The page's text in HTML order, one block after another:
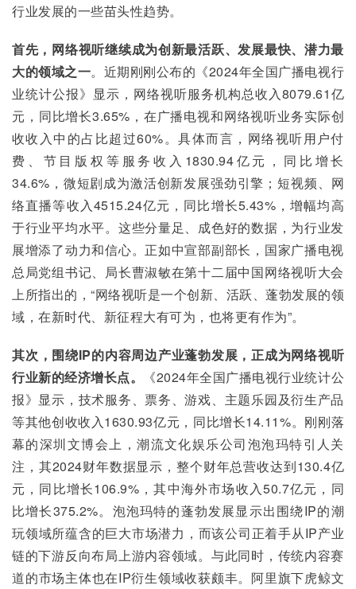
行业发展的一些苗头性趋势。
首先，网络视听继续成为创新最活跃、发展最快、潜力最
大的领域之一。近期刚刚公布的《2024年全国广播电视行
业统计公报》显示，网络视听服务机构总收入8079.61亿
元，同比增长3.65%，在广播电视和网络视听业务实际创
收收入中的占比超过60%。具体而言，网络视听用户付
费、节目版权等服务收入1830.94亿元，同比增长
34.6%，微短剧成为激活创新发展强劲引擎；短视频、网
络直播等收入4515.24亿元，同比增长5.43%，增幅均高
于行业平均水平。这些分量足、成色好的数据，为行业发
展增添了动力和信心。正如中宣部副部长，国家广播电视
总局党组书记、局长曹淑敏在第十二届中国网络视听大会
上所指出的，“网络视听是一个创新、活跃、蓬勃发展的领
域，在新时代、新征程大有可为，也将更有作为”。
其次，围绕IP的内容周边产业蓬勃发展，正成为网络视听
行业新的经济增长点。
《2024年全国广播电视行业统计公
报》显示，技术服务、票务、游戏、主题乐园及衍生产品
等其他创收收入1630.93亿元，同比增长14.11%。刚刚落
幕的深圳文博会上，潮流文化娱乐公司泡泡玛特引人关
注，其2024财年数据显示，整个财年总营收达到130.4亿
元，同比增长106.9%，其中海外市场收入50.7亿元，同
比增长375.2%。泡泡玛特的蓬勃发展显示出围绕IP的潮
玩领域所蕴含的巨大市场潜力，而该公司正着手从IP产业
链的下游反向布局上游内容领域。与此同时，传统内容赛
道的市场主体也在IP衍生领域收获颇丰。阿里旗下虎鲸文